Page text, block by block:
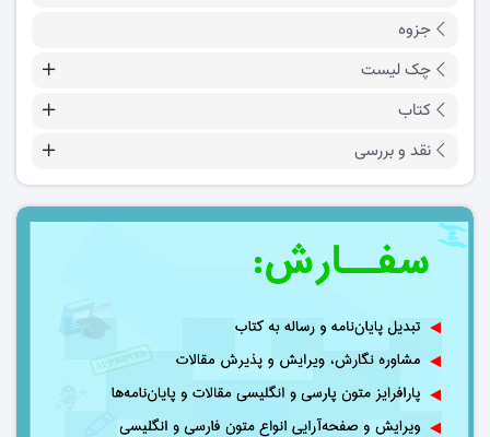
جزوه
چک لیست
کتاب
نقد و بررسی